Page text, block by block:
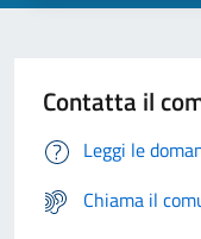
Contatta il
Leggi le
Chiama il